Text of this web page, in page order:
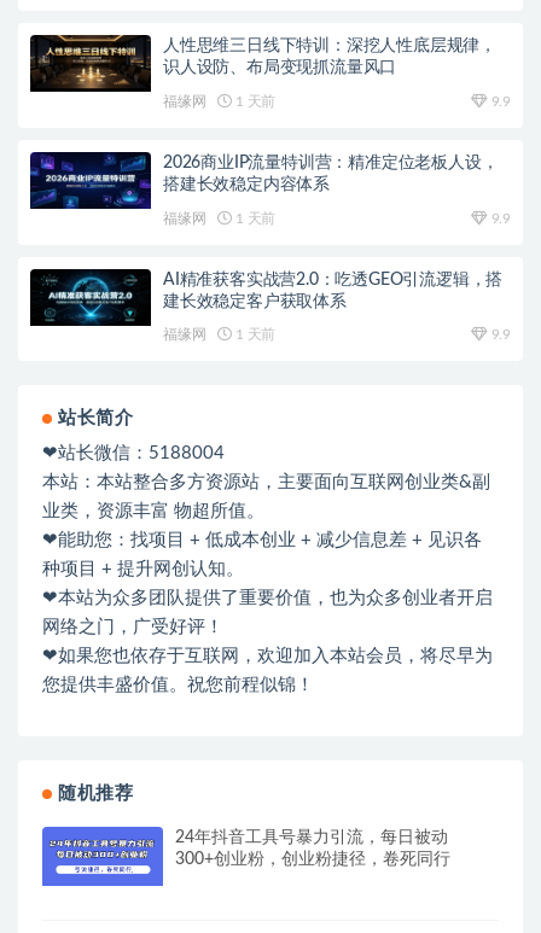
人性思维三日线下特训：深挖人性底层规律，
识人设防、布局变现抓流量风口
福缘网 1 天前 9.9
2026商业IP流量特训营：精准定位老板人设，
搭建长效稳定内容体系
福缘网 1 天前 9.9
AI精准获客实战营2.0：吃透GEO引流逻辑，搭
建长效稳定客户获取体系
福缘网 1 天前 9.9
站长简介
❤站长微信：5188004
本站：本站整合多方资源站，主要面向互联网创业类&副
业类，资源丰富 物超所值。
❤能助您：找项目 + 低成本创业 + 减少信息差 + 见识各
种项目 + 提升网创认知。
❤本站为众多团队提供了重要价值，也为众多创业者开启
网络之门，广受好评！
❤如果您也依存于互联网，欢迎加入本站会员，将尽早为
您提供丰盛价值。祝您前程似锦！
随机推荐
24年抖音工具号暴力引流，每日被动
300+创业粉，创业粉捷径，卷死同行